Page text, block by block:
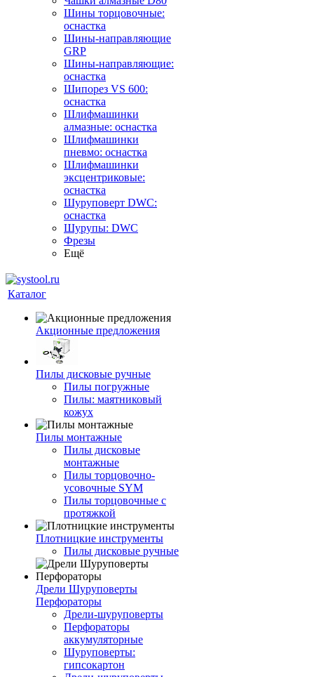
Шины торцовочные:
оснастка
Шины-направляющие
GRP
Шины-направляющие:
оснастка
Шипорез VS 600:
оснастка
Шлифмашинки
алмазные: оснастка
Шлифмашинки
пневмо: оснастка
Шлифмашинки
эксцентриковые:
оснастка
Шуруповерт DWC:
оснастка
Шурупы: DWC
Фрезы
Ещё
Каталог
Акционные предложения
Пилы дисковые ручные
Пилы погружные
Пилы: маятниковый
кожух
Пилы монтажные
Пилы дисковые
монтажные
Пилы торцовочно-
усовочные SYM
Пилы торцовочные с
протяжкой
Плотницкие инструменты
Пилы дисковые ручные
Дрели Шуруповерты
Перфораторы
Дрели-шуруповерты
Перфораторы
аккумуляторные
Шуруповерты:
гипсокартон